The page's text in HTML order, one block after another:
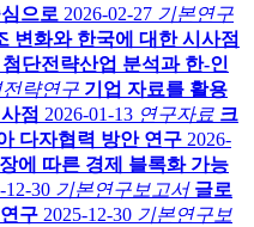
으로 2026-02-27 기본연구
변화와 한국에 대한 시사점
단전략산업 분석과 한-인
략연구 기업 자료를 활용
점 2026-01-13 연구자료 크
다자협력 방안 연구 2026-
에 따른 경제 블록화 가능
12-30 기본연구보고서 글로
구 2025-12-30 기본연구보